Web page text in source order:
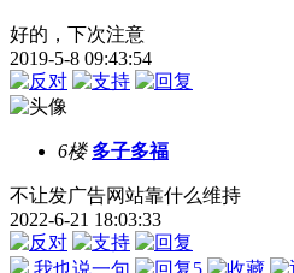
好的，下次注意
2019-5-8 09:43:54
6楼 多子多福
不让发广告网站靠什么维持
2022-6-21 18:03:33
我也说一句 5